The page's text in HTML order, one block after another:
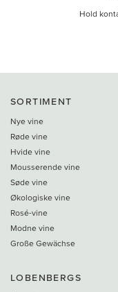
Hold
SORTIMENT
Nye vine
Røde vine
Hvide vine
Mousserende vine
Søde vine
Økologiske vine
Rosé-vine
Modne vine
Große Gewächse
LOBENBERGS